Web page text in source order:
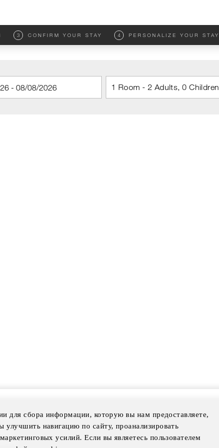
3 CONFIRM YOUR STAY 4 PERSONALIZE YOUR STAY
1 Room - 2 Adults, 0 Children
для сбора информации, которую вы нам предоставляете,
навигацию по сайту, проанализировать
усилий. Если вы являетесь пользователем